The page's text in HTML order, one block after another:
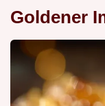
Goldener